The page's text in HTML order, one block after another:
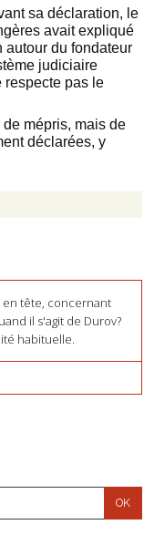
sa déclaration, le
avait expliqué
autour du fondateur
judiciaire
respecte pas le
mépris, mais de
déclarées, y
tête, concernant
il s'agit de Durov?
habituelle.